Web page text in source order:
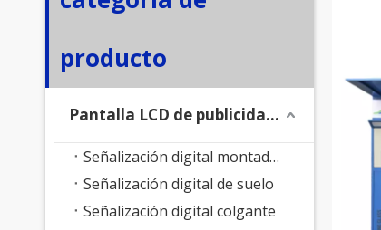
producto
Pantalla LCD de publicidad exterior
Señalización digital montada en la pared
Señalización digital de suelo
Señalización digital colgante